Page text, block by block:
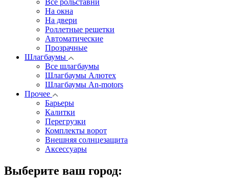
Все рольставни
На окна
На двери
Роллетные решетки
Автоматические
Прозрачные
Шлагбаумы
Все шлагбаумы
Шлагбаумы Алютех
Шлагбаумы An-motors
Прочее
Барьеры
Калитки
Перегрузки
Комплекты ворот
Внешняя солнцезащита
Аксессуары
Выберите ваш город: